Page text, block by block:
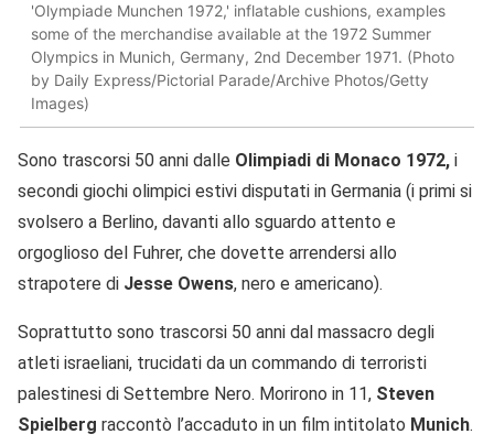
'Olympiade Munchen 1972,' inflatable cushions, examples
some of the merchandise available at the 1972 Summer
Olympics in Munich, Germany, 2nd December 1971. (Photo
by Daily Express/Pictorial Parade/Archive Photos/Getty
Images)
Sono trascorsi 50 anni dalle Olimpiadi di Monaco 1972, i
secondi giochi olimpici estivi disputati in Germania (i primi si
svolsero a Berlino, davanti allo sguardo attento e
orgoglioso del Fuhrer, che dovette arrendersi allo
strapotere di Jesse Owens, nero e americano).
Soprattutto sono trascorsi 50 anni dal massacro degli
atleti israeliani, trucidati da un commando di terroristi
palestinesi di Settembre Nero. Morirono in 11, Steven
Spielberg raccontò l’accaduto in un film intitolato Munich.